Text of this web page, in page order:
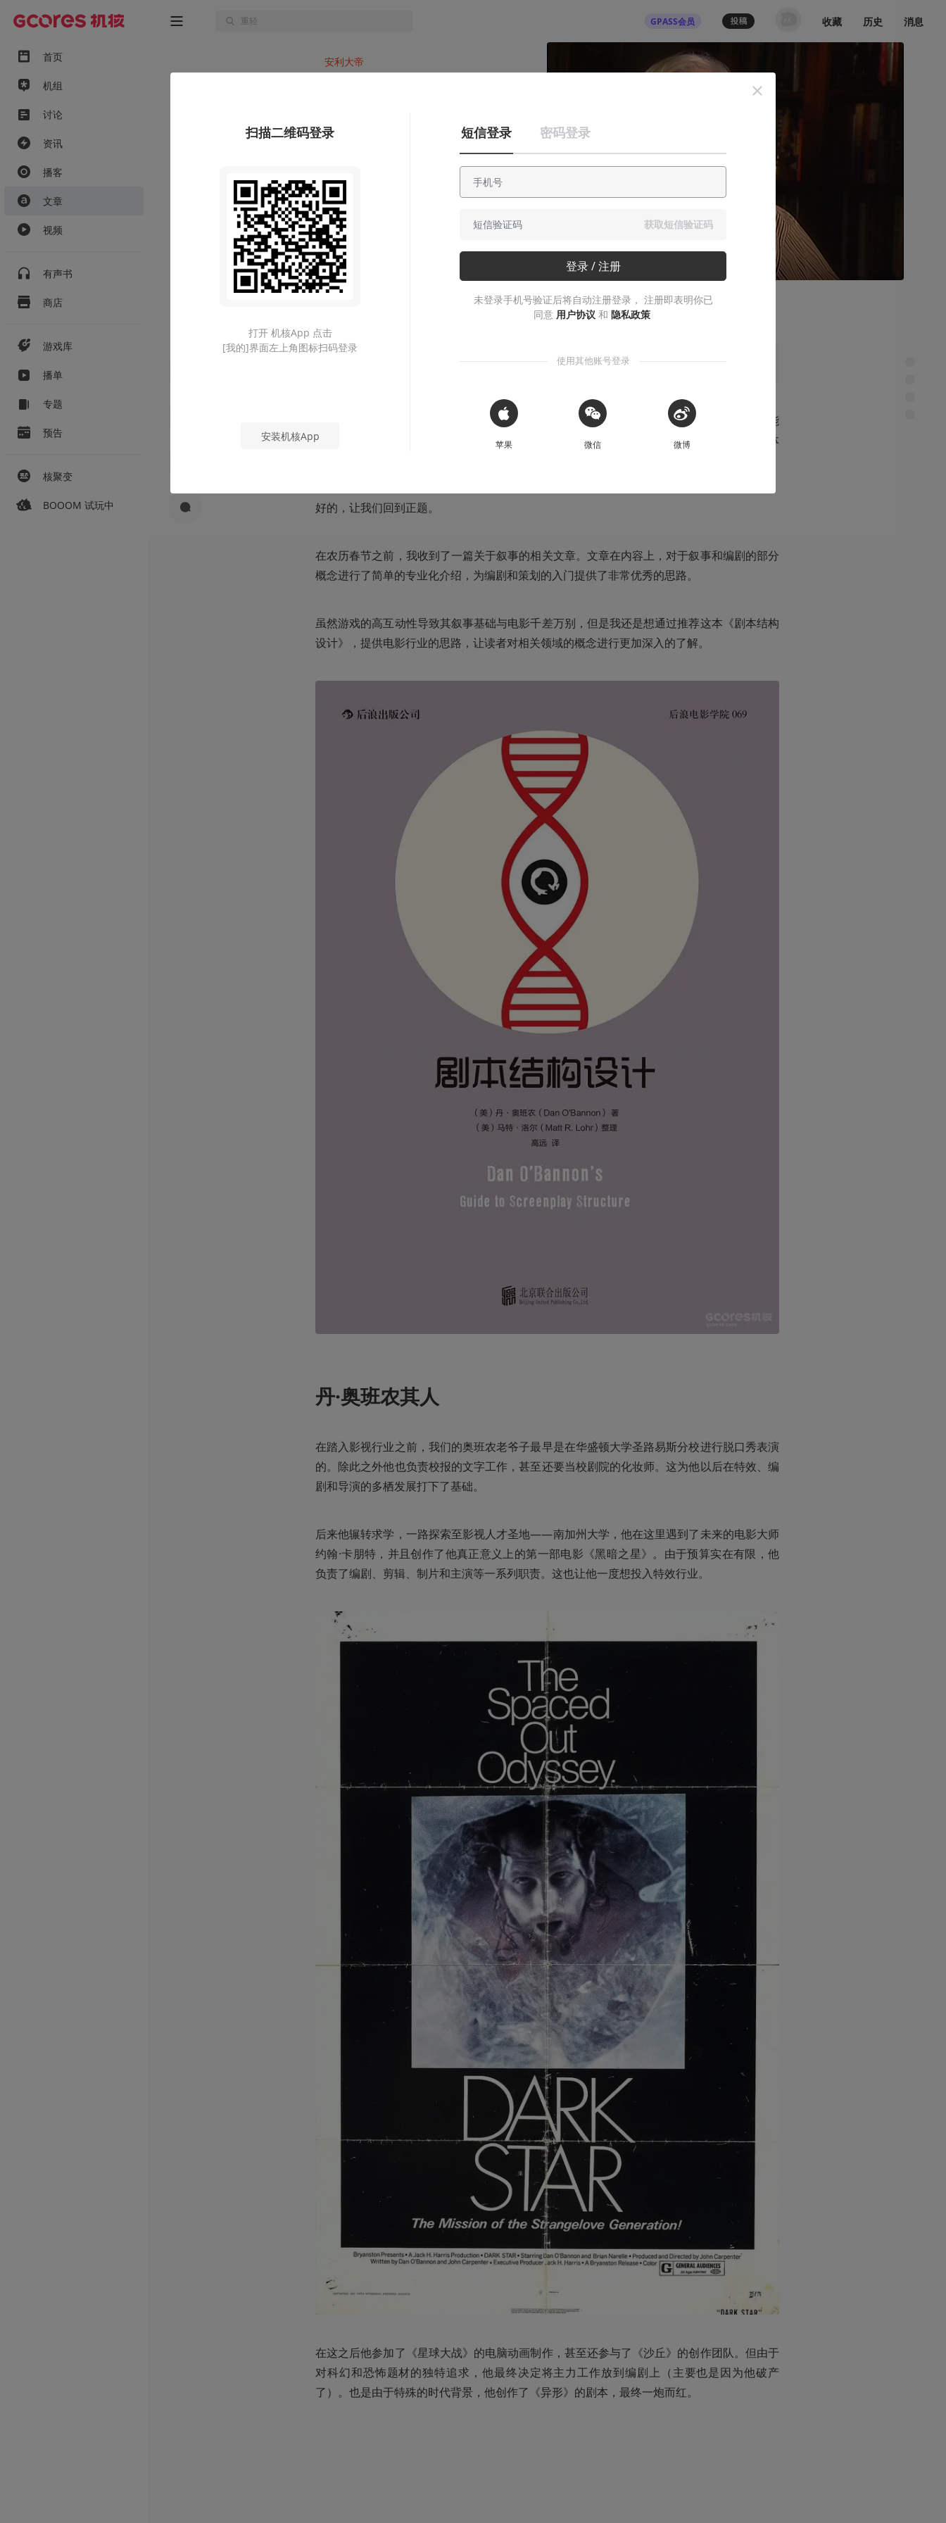
首页
机组
讨论
资讯
播客
文章
视频
有声书
商店
游戏库
播单
专题
预告
核聚变
BOOOM 试玩中
GPASS会员 收藏 历史 消息
安利大帝
班农和《剧本结构
我会讲故事，你也会讲故事，为啥别人
听我讲？这是高科技！
2020-02-01
首先，我要很明确的指出，这是一篇简单实用的推荐文章。我希望丹·奥班农和他的这本书能
够给读者，尤其是已经初步学习过编剧体系的读者一些启发，让他们学会跳出自己的固定体
好的，让我们回到正题。
在农历春节之前，我收到了一篇关于叙事的相关文章。文章在内容上，对于叙事和编剧的部分
概念进行了简单的专业化介绍，为编剧和策划的入门提供了非常优秀的思路。
虽然游戏的高互动性导致其叙事基础与电影千差万别，但是我还是想通过推荐这本《剧本结构
设计》，提供电影行业的思路，让读者对相关领域的概念进行更加深入的了解。
丹·奥班农其人
在踏入影视行业之前，我们的奥班农老爷子最早是在华盛顿大学圣路易斯分校进行脱口秀表演
的。除此之外他也负责校报的文字工作，甚至还要当校剧院的化妆师。这为他以后在特效、编
剧和导演的多栖发展打下了基础。
后来他辗转求学，一路探索至影视人才圣地——南加州大学，他在这里遇到了未来的电影大师
约翰·卡朋特，并且创作了他真正意义上的第一部电影《黑暗之星》。由于预算实在有限，他
负责了编剧、剪辑、制片和主演等一系列职责。这也让他一度想投入特效行业。
在这之后他参加了《星球大战》的电脑动画制作，甚至还参与了《沙丘》的创作团队。但由于
对科幻和恐怖题材的独特追求，他最终决定将主力工作放到编剧上（主要也是因为他破产
了）。也是由于特殊的时代背景，他创作了《异形》的剧本，最终一炮而红。
扫描二维码登录
打开 机核App 点击
[我的]界面左上角图标扫码登录
安装机核App
短信登录 密码登录
获取短信验证码
登录 / 注册
未登录手机号验证后将自动注册登录， 注册即表明你已
同意 用户协议 和 隐私政策
使用其他账号登录
 Sign in with Apple
苹果 微信 微博